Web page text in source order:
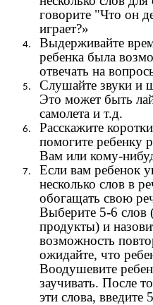
говорите "Что он
играет?»
Выдерживайте
ребенка была
отвечать на
Слушайте звуки и
Это может быть
самолета и т.д.
Расскажите
помогите ребенку
Вам или кому-
Если вам ребенок
несколько слов в
обогащать свою
Выберите 5-6 слов
продукты) и
возможность
ожидайте, что
Воодушевите
заучивать. После
эти слова, введите